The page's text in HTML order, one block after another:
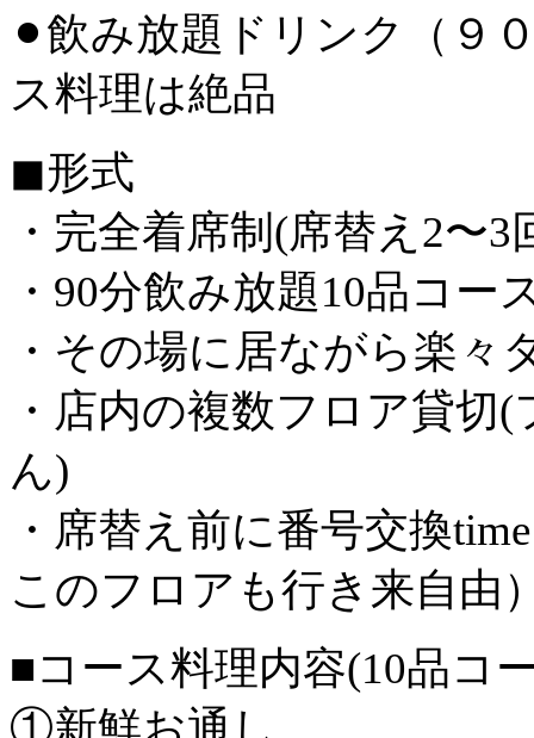
⚫︎飲み放題ドリンク
（９
ス料理は絶品
◼︎形式
・完全着席制(席替え2〜
・90分飲み放題10品コー
・その場に居ながら楽
・店内の複数フロア貸
ん)
・席替え前に番号交換
このフロアも行き来自由
■コース料理内容(10品コ
①新鮮お通し